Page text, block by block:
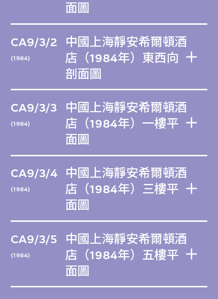
面圖
CA9/3/2
(1984)
中國上海靜安希爾頓酒
店（1984年）東西向
剖面圖
CA9/3/3
(1984)
中國上海靜安希爾頓酒
店（1984年）一樓平
面圖
CA9/3/4
(1984)
中國上海靜安希爾頓酒
店（1984年）三樓平
面圖
CA9/3/5
(1984)
中國上海靜安希爾頓酒
店（1984年）五樓平
面圖